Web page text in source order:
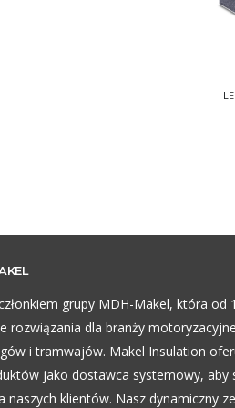
grupy MDH-Makel, która od
rozwiązania dla branży
i tramwajów. Makel Insulation
jako dostawca systemowy, aby
naszych klientów. Nasz dynamiczny